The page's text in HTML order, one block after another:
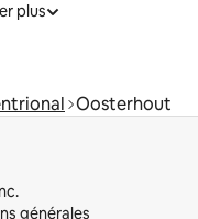
plus
Oosterhout
générales